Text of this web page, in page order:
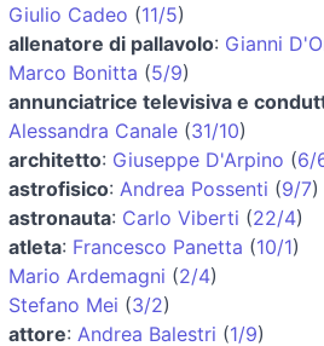
Giulio Cadeo (11/5)
allenatore di pallavolo: Gianni
Marco Bonitta (5/9)
annunciatrice televisiva e
Alessandra Canale (31/10)
architetto: Giuseppe D'Arpino (6/
astrofisico: Andrea Possenti (9/7)
astronauta: Carlo Viberti (22/4)
atleta: Francesco Panetta (10/1)
Mario Ardemagni (2/4)
Stefano Mei (3/2)
attore: Andrea Balestri (1/9)